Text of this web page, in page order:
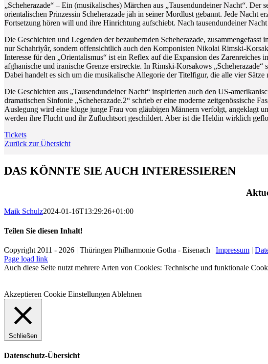
„Scheherazade“ – Ein (musikalisches) Märchen aus „Tausendundeiner Nacht“.
orientalischen Prinzessin Scheherazade jäh in seiner Mordlust gebannt. Jede Nacht
Fortsetzung hören will und ihre Hinrichtung aufschiebt. Nach tausendundeiner
Die Geschichten und Legenden der bezaubernden Scheherazade,
nur Schahriyâr, sondern offensichtlich auch den Komponisten Nikolai Rimski-
Interesse für den „Orientalismus“ ist ein Reflex auf die Expansion des
afghanische und iranische Grenze erstreckte. In Rimski-Korsakows
Dabei handelt es sich um die musikalische Allegorie der Titelfigur, die alle vier Sätze
Die Geschichten aus „Tausendundeiner Nacht“ inspirierten auch den US-
dramatischen Sinfonie „Scheherazade.2“ schrieb er eine moderne
Auslegung wird eine kluge junge Frau von gläubigen Männern verfolgt, angeklagt
werden ihre Flucht und ihr Zufluchtsort geschildert. Aber ist die Heldin wirklich
Tickets
Zurück zur Übersicht
DAS KÖNNTE SIE AUCH INTERESSIEREN
Maik Schulz2024-01-16T13:29:26+01:00
Teilen Sie diesen Inhalt!
Facebook
X
LinkedIn
E-
Mail
Copyright 2011 - 2026 | Thüringen Philharmonie Gotha - Eisenach | Impressum |
Facebook
Instagram
WhatsApp
YouTube
E-
Mail
Telefon
Page load link
Auch diese Seite nutzt mehrere Arten von Cookies: Technische und funktionale
Akzeptieren Cookie Einstellungen Ablehnen
Schließen
Datenschutz-Übersicht